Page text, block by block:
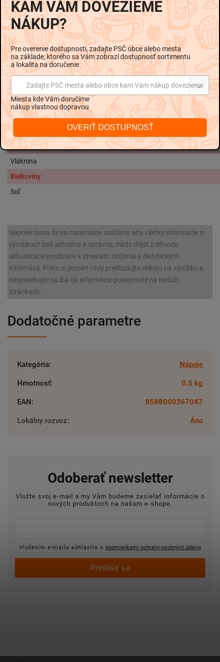
citrónová, konzervačná látka:benzoan sodný,
sladidlá:glykozidy stéviolu, sukralóza,
stabilizátory:glycerolester kolofonie, glyceroltriacetat
farbivo:beta karotén.
Nutričné hodnoty na 100ml:
Energetická hodnota
66 kJ /
Tuky
Z toho nasýtené mastné kyseliny
Sacharidy
Z toho cukry
Vláknina
Bielkoviny
Soľ
Napriek tomu že sa maximálne snažíme, aby všetky informácie o
výrobkoch boli aktuálne a správne, môže dôjst z dôvodu
aktualizácie predpisov k zmenám zloženia a dietetických
informácií. Preto si prosím vždy preštudujte etiketu na výrobku a
nespoliehajte sa iba na informácie poskytnuté na našich
stránkach.
Dodatočné parametre
Kategória: Nápoje
Hmotnosť: 0.5 kg
EAN: 8588000367047
Lokálny rozvoz: Áno
Odoberať newsletter
Vložte svoj e-mail a my Vám budeme zasielať informácie o
nových produktoch na našom e-shope.
Vložením e-mailu súhlasíte s podmienkami ochrany osobných údajov
Prihlásiť sa
KAM VÁM DOVEZIEME
NÁKUP?
Pre overenie dostupnosti, zadajte PSČ obce alebo mesta
na základe, ktorého sa Vám zobrazí dostupnosť sortimentu
a lokalita na doručenie.
Zadajte PSČ mesta alebo obce kam Vám nákup dovezieme
Miesta kde Vám doručíme
nákup vlastnou dopravou
OVERIŤ DOSTUPNOSŤ